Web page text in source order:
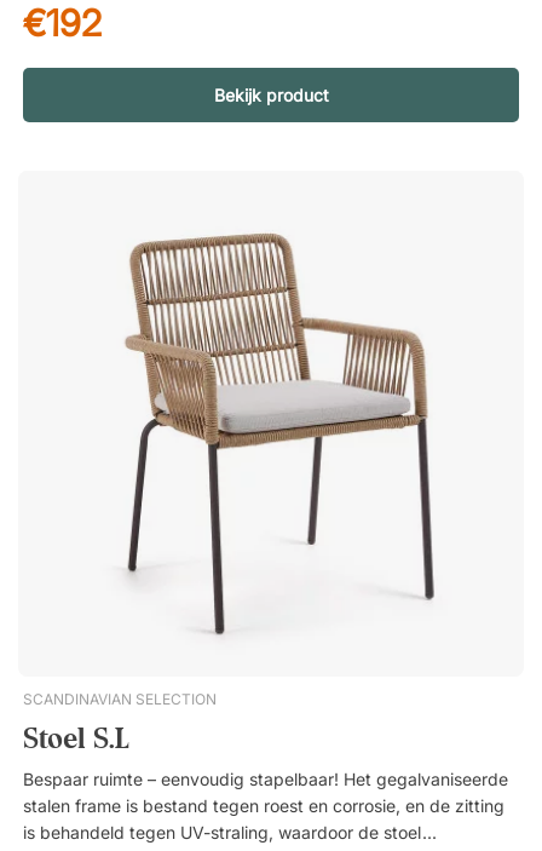
Stapelbaar tot tien stoelen. Gemakkelijk schoon te houden.
€192
Bekijk product
SCANDINAVIAN SELECTION
Stoel S.L
Bespaar ruimte – eenvoudig stapelbaar! Het gegalvaniseerde
stalen frame is bestand tegen roest en corrosie, en de zitting
is behandeld tegen UV-straling, waardoor de stoel zijn